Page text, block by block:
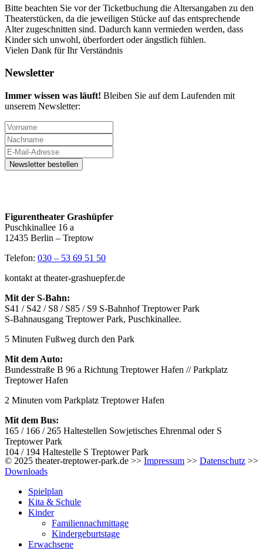
Bitte beachten Sie vor der Ticketbuchung die Altersangaben zu den
Theaterstücken, da die jeweiligen Stücke auf das entsprechende
Alter zugeschnitten sind. Dadurch kann vermieden werden, dass
Kinder sich unwohl, überfordert oder ängstlich fühlen.
Vielen Dank für Ihr Verständnis
Newsletter
Immer wissen was läuft! Bleiben Sie auf dem Laufenden mit
unserem Newsletter:
Figurentheater Grashüpfer
Puschkinallee 16 a
12435 Berlin – Treptow
Telefon: 030 – 53 69 51 50
kontakt at theater-grashuepfer.de
Mit der S-Bahn:
S41 / S42 / S8 / S85 / S9 S-Bahnhof Treptower Park
S-Bahnausgang Treptower Park, Puschkinallee.
5 Minuten Fußweg durch den Park
Mit dem Auto:
Bundesstraße B 96 a Richtung Treptower Hafen // Parkplatz
Treptower Hafen
2 Minuten vom Parkplatz Treptower Hafen
Mit dem Bus:
165 / 166 / 265 Haltestellen Sowjetisches Ehrenmal oder S
Treptower Park
104 / 194 Haltestelle S Treptower Park
© 2025 theater-treptower-park.de >> Impressum >> Datenschutz >>
Downloads
Spielplan
Kita & Schule
Kinder
Familiennachmittage
Kindergeburtstage
Erwachsene